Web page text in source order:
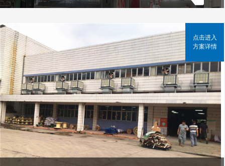
点击进入
方案详情